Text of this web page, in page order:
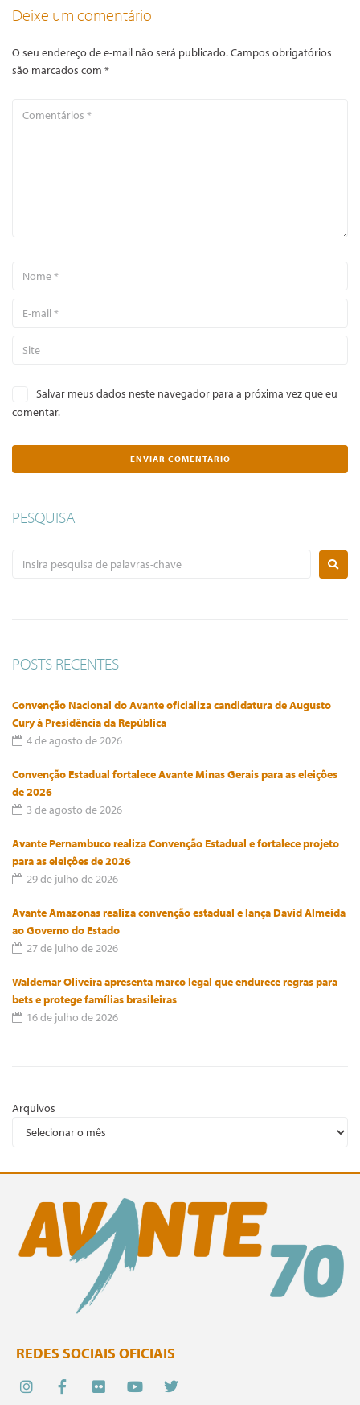
Deixe um comentário
O seu endereço de e-mail não será publicado.Campos obrigatórios
são marcados com *
Salvar meus dados neste navegador para a próxima vez que eu
comentar.
PESQUISA
POSTS RECENTES
Convenção Nacional do Avante oficializa candidatura de Augusto
Cury à Presidência da República
4 de agosto de 2026
Convenção Estadual fortalece Avante Minas Gerais para as eleições
de 2026
3 de agosto de 2026
Avante Pernambuco realiza Convenção Estadual e fortalece projeto
para as eleições de 2026
29 de julho de 2026
Avante Amazonas realiza convenção estadual e lança David Almeida
ao Governo do Estado
27 de julho de 2026
Waldemar Oliveira apresenta marco legal que endurece regras para
bets e protege famílias brasileiras
16 de julho de 2026
Arquivos
REDES SOCIAIS OFICIAIS